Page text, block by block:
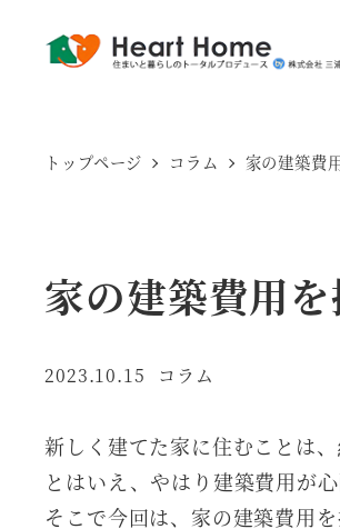
トップページ コラム 家の建築費
家の建築費用
投稿日
2023.10.15 カテゴリー
コラム
新しく建てた家に住むことは
とはいえ、やはり建築費用が
そこで今回は、家の建築費用